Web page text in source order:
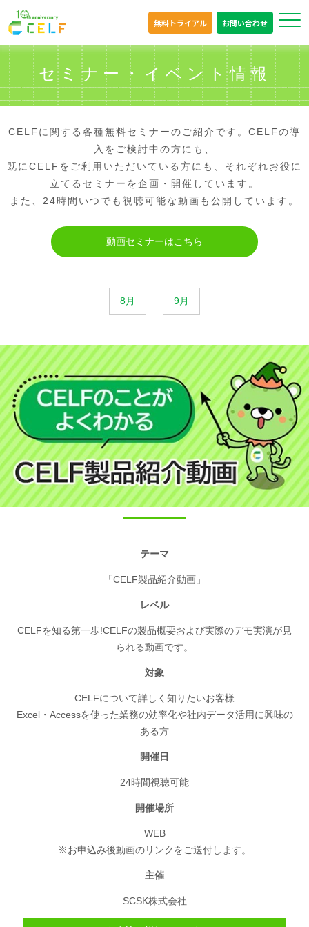
無料トライアル お問い合わせ
セミナー・イベント情報
CELFに関する各種無料セミナーのご紹介です。CELFの導
入をご検討中の方にも、
既にCELFをご利用いただいている方にも、それぞれお役に
立てるセミナーを企画・開催しています。
また、24時間いつでも視聴可能な動画も公開しています。
動画セミナーはこちら
8月 9月
テーマ
「CELF製品紹介動画」
レベル
CELFを知る第一歩!CELFの製品概要および実際のデモ実演が見
られる動画です。
対象
CELFについて詳しく知りたいお客様
Excel・Accessを使った業務の効率化や社内データ活用に興味の
ある方
開催日
24時間視聴可能
開催場所
WEB
※お申込み後動画のリンクをご送付します。
主催
SCSK株式会社